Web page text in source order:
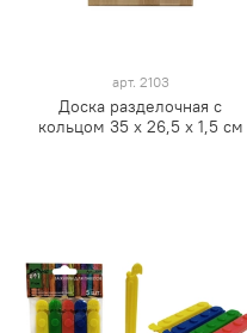
арт. 2103
Доска разделочная с
кольцом 35 х 26,5 х 1,5 см